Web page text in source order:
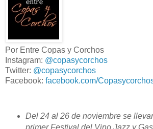
Por Entre Copas y Corchos
Instagram: @copasycorchos
Twitter: @copasycorchos
Facebook: facebook.com/
Del 24 al 26 de noviembre se
primer Festival del Vino Jazz y